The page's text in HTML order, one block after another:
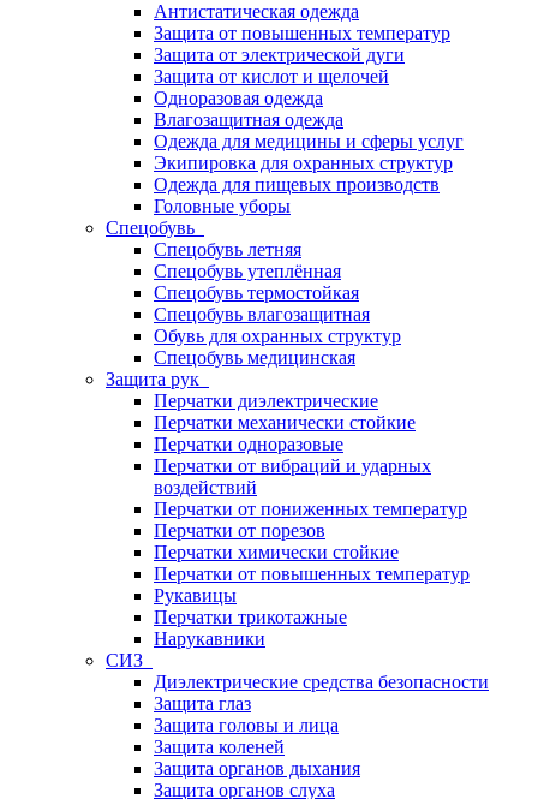
Антистатическая одежда
Защита от повышенных температур
Защита от электрической дуги
Защита от кислот и щелочей
Одноразовая одежда
Влагозащитная одежда
Одежда для медицины и сферы услуг
Экипировка для охранных структур
Одежда для пищевых производств
Головные уборы
Спецобувь
Спецобувь летняя
Спецобувь утеплённая
Спецобувь термостойкая
Спецобувь влагозащитная
Обувь для охранных структур
Спецобувь медицинская
Защита рук
Перчатки диэлектрические
Перчатки механически стойкие
Перчатки одноразовые
Перчатки от вибраций и ударных
воздействий
Перчатки от пониженных температур
Перчатки от порезов
Перчатки химически стойкие
Перчатки от повышенных температур
Рукавицы
Перчатки трикотажные
Нарукавники
СИЗ
Диэлектрические средства безопасности
Защита глаз
Защита головы и лица
Защита коленей
Защита органов дыхания
Защита органов слуха